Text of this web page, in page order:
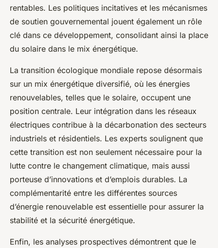
rentables. Les politiques incitatives et les mécanismes
de soutien gouvernemental jouent également un rôle
clé dans ce développement, consolidant ainsi la place
du solaire dans le mix énergétique.
La transition écologique mondiale repose désormais
sur un mix énergétique diversifié, où les énergies
renouvelables, telles que le solaire, occupent une
position centrale. Leur intégration dans les réseaux
électriques contribue à la décarbonation des secteurs
industriels et résidentiels. Les experts soulignent que
cette transition est non seulement nécessaire pour la
lutte contre le changement climatique, mais aussi
porteuse d’innovations et d’emplois durables. La
complémentarité entre les différentes sources
d’énergie renouvelable est essentielle pour assurer la
stabilité et la sécurité énergétique.
Enfin, les analyses prospectives démontrent que le